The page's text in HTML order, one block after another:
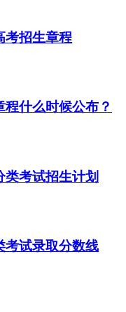
考招生章程
什么时候公布？
考试招生计划
考试录取分数线